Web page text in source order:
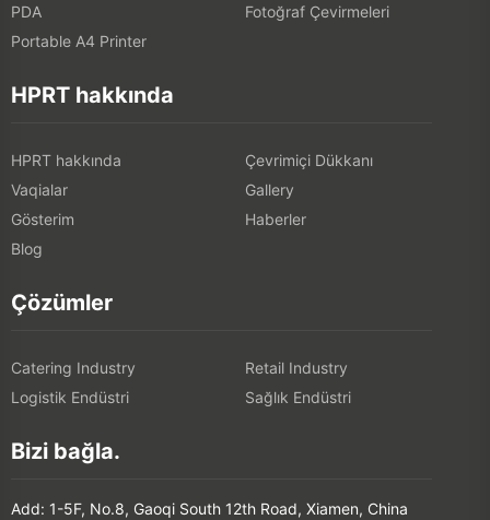
PDA
Fotoğraf Çevirmeleri
Portable A4 Printer
HPRT hakkında
HPRT hakkında
Çevrimiçi Dükkanı
Vaqialar
Gallery
Gösterim
Haberler
Blog
Çözümler
Catering Industry
Retail Industry
Logistik Endüstri
Sağlık Endüstri
Bizi bağla.
Add: 1-5F, No.8, Gaoqi South 12th Road, Xiamen, China